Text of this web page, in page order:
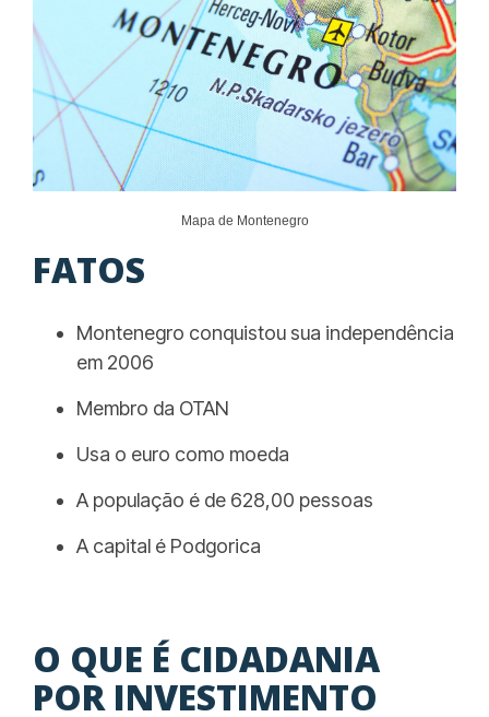
Mapa de Montenegro
FATOS
Montenegro conquistou sua independência
em 2006
Membro da OTAN
Usa o euro como moeda
A população é de 628,00 pessoas
A capital é Podgorica
O QUE É CIDADANIA
POR INVESTIMENTO